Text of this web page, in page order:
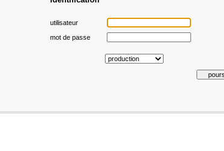
utilisateur
mot de passe